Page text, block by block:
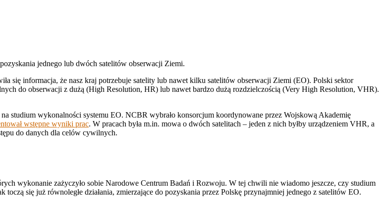
jednego lub dwóch satelitów obserwacji Ziemi.
się informacja, że nasz kraj potrzebuje satelity lub nawet kilku satelitów obserwacji Ziemi (EO). Polski sektor
do obserwacji z dużą (High Resolution, HR) lub nawet bardzo dużą rozdzielczością (Very High Resolution, VHR).
studium wykonalności systemu EO. NCBR wybrało konsorcjum koordynowane przez Wojskową Akademię
wstępne wyniki prac. W pracach była m.in. mowa o dwóch satelitach – jeden z nich byłby urządzeniem VHR, a
do danych dla celów cywilnych.
wykonanie zażyczyło sobie Narodowe Centrum Badań i Rozwoju. W tej chwili nie wiadomo jeszcze, czy studium
się już równoległe działania, zmierzające do pozyskania przez Polskę przynajmniej jednego z satelitów EO.